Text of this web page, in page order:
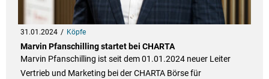
31.01.2024 Köpfe
Marvin Pfanschilling startet bei CHARTA
Marvin Pfanschilling ist seit dem 01.01.2024 neuer Leiter
Vertrieb und Marketing bei der CHARTA Börse für